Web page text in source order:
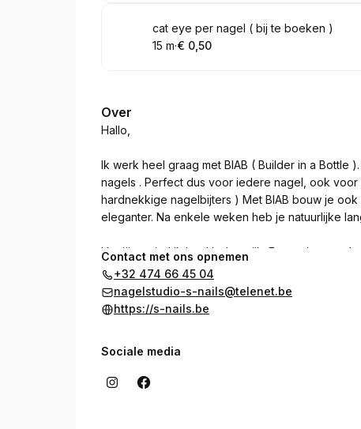
Boek
cat eye per nagel ( bij te boeken )
.Duur :
15 m·
.Prijs:
€ 0,50
Over
Hallo,
Ik werk heel graag met BIAB ( Builder in a Bottle
nagels . Perfect dus voor iedere nagel, ook
hardnekkige nagelbijters ) Met BIAB bouw je
eleganter. Na enkele weken heb je natuurlijke
Hygiëne vind ik heel belangrijk. Er wordt
afzuigsysteem zodat niemand last heeft van
Geen verlengingen en beperkte nailart . Enkel
Ben je 10 minuten te laat op je afspraak en al
afspraak niet meer doorgaan .
Contact met ons opnemen
+32 474 66 45 04
nagelstudio-s-nails@telenet.be
https://s-nails.be
Sociale media